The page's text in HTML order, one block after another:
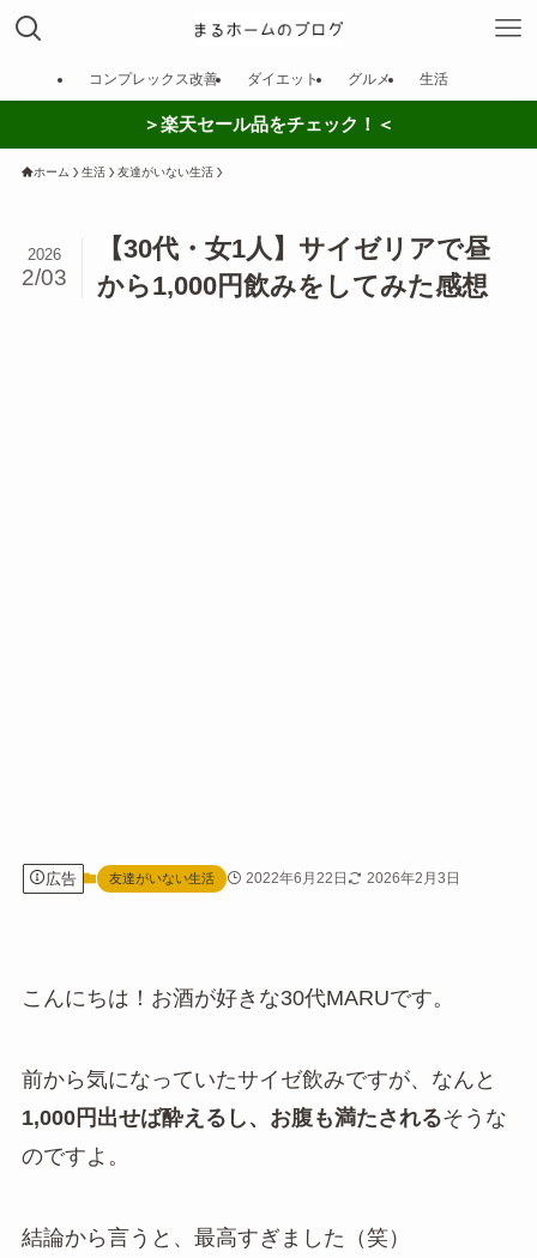
コンプレックス改善 ダイエット グルメ 生活
＞楽天セール品をチェック！＜
ホーム 生活 友達がいない生活
【30代・女1人】サイゼリアで昼
から1,000円飲みをしてみた感想
2026
2/03
広告 友達がいない生活 2022年6月22日 2026年2月3日
こんにちは！お酒が好きな30代MARUです。
前から気になっていたサイゼ飲みですが、なんと
1,000円出せば酔えるし、お腹も満たされるそうな
のですよ。
結論から言うと、最高すぎました（笑）